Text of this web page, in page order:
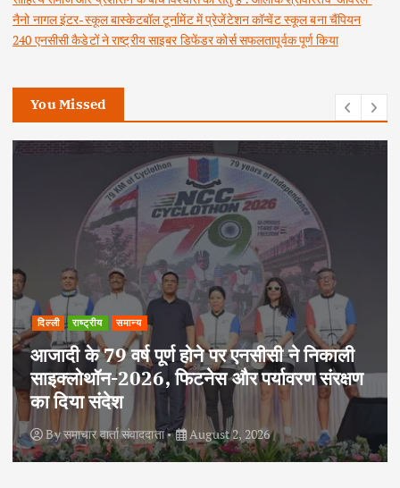
नैनो नागल इंटर-स्कूल बास्केटबॉल टूर्नामेंट में प्रेजेंटेशन कॉन्वेंट स्कूल बना चैंपियन
240 एनसीसी कैडेटों ने राष्ट्रीय साइबर डिफेंडर कोर्स सफलतापूर्वक पूर्ण किया
You Missed
दिल्ली राष्ट्रीय
साहित्य समाज और प्रशासन के बीच विश्वास का सेतु
है : आलोक श्रीवास्तव ‘अविरल’
Byसमाचार वार्ता संवाददाता August 2, 2026